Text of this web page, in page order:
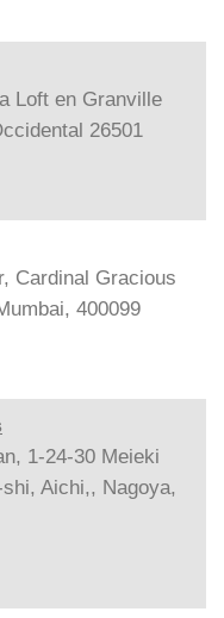
Loft en Granville
26501
Cardinal Gracious
400099
1-24-30 Meieki
Aichi,, Nagoya,